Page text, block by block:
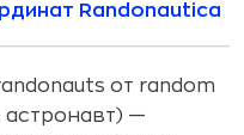
Randonautica
от random
—